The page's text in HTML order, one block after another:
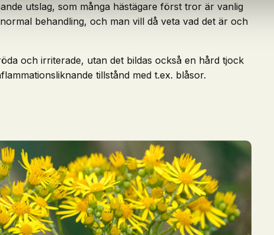
utslag, som många hästägare först tror är vanlig
behandling, och man vill då veta vad det är och
och irriterade, utan det bildas också en hård tjock
tillstånd med t.ex. blåsor.